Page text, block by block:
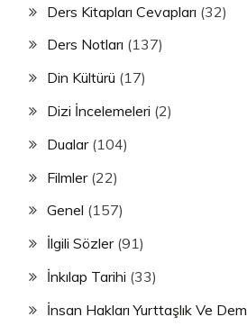
Ders Kitapları Cevapları (32)
Ders Notları (137)
Din Kültürü (17)
Dizi İncelemeleri (2)
Dualar(104)
Filmler(22)
Genel (157)
İlgili Sözler(91)
İnkılap Tarihi (33)
İnsan Hakları Yurttaşlık Ve